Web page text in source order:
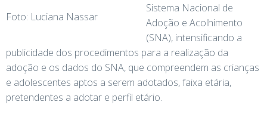
Foto: Luciana Nassar
Sistema Nacional de
Adoção e Acolhimento
(SNA), intensificando a
publicidade dos procedimentos para a realização da
adoção e os dados do SNA, que compreendem as crianças
e adolescentes aptos a serem adotados, faixa etária,
pretendentes a adotar e perfil etário.